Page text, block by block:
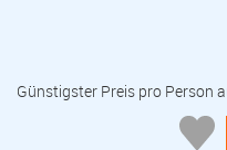
Günstigster Preis pro Person